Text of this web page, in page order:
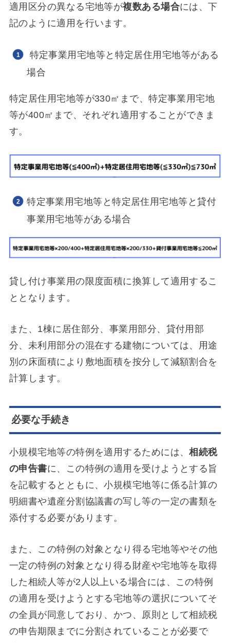
適用区分の異なる宅地等が複数ある場合には、下
記のように適用を行います。
特定事業用宅地等と特定居住用宅地等がある
場合
特定居住用宅地等が330㎡まで、特定事業用宅地
等が400㎡まで、それぞれ適用することができま
す。
特定事業用宅地等と特定居住用宅地等と貸付
事業用宅地等がある場合
貸し付け事業用の限度面積に換算して適用するこ
ととなります。
また、1棟に居住部分、事業用部分、貸付用部
分、未利用部分の混在する建物については、用途
別の床面積により敷地面積を按分して減額割合を
計算します。
必要な手続き
小規模宅地等の特例を適用するためには、相続税
の申告書に、この特例の適用を受けようとする旨
を記載するとともに、小規模宅地等に係る計算の
明細書や遺産分割協議書の写し等の一定の書類を
添付する必要があります。
また、この特例の対象となり得る宅地等やその他
一定の特例の対象となり得る財産や宅地等を取得
した相続人等が2人以上いる場合には、この特例
の適用を受けようとする宅地等の選択についてそ
の全員が同意しており、かつ、原則として相続税
の申告期限までに分割されていることが必要で